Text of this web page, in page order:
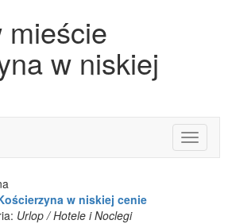
mieście
w niskiej
Toggle
w niskiej cenie
Urlop / Hotele i Noclegi